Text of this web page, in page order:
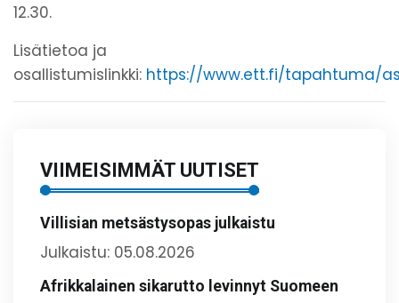
12.30.
Lisätietoa ja
osallistumislinkki: https://www.ett.fi/tapahtuma/
VIIMEISIMMÄT UUTISET
Villisian metsästysopas julkaistu
Julkaistu: 05.08.2026
Afrikkalainen sikarutto levinnyt Suomeen